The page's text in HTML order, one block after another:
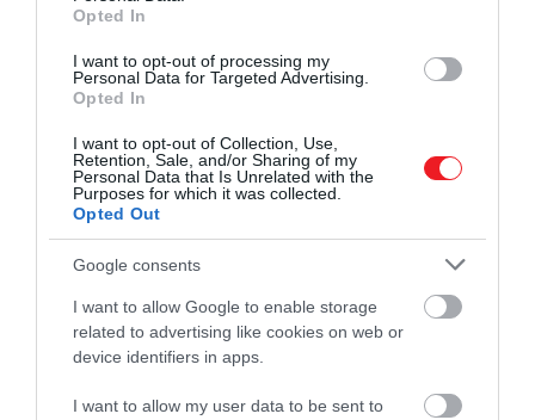
Opted In
I want to opt-out of processing my
Personal Data for Targeted Advertising.
Opted In
I want to opt-out of Collection, Use,
Retention, Sale, and/or Sharing of my
Personal Data that Is Unrelated with the
Purposes for which it was collected.
Opted Out
Google consents
I want to allow Google to enable storage
related to advertising like cookies on web or
device identifiers in apps.
I want to allow my user data to be sent to
tavasszal különösen gazdag medvehagyma-
állományokra bukkanhatunk. A legismertebb
lelőhelyek közé tartozik a
Nyugat-Mecsek
Keszthelyi-hegység és a Bakony. A Mecsekben Orfű
jó kiindulópont lehet egy erdei kiránduláshoz: az
Éger-völgy, a Száraz-kúti pihenő és az Égett-szállás
környéke is bővelkedik a növényben.
Figyelmedbe ajánljuk!
4 farkascsalád élhet Magyarország
határain belül